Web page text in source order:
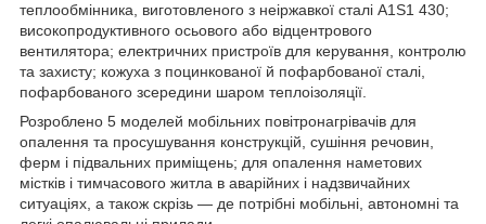
теплообмінника, виготовленого з неіржавкої сталі А1S1 430;
високопродуктивного осьового або відцентрового
вентилятора; електричних пристроїв для керування, контролю
та захисту; кожуха з поцинкованої й пофарбованої сталі,
пофарбованого зсередини шаром теплоізоляції.
Розроблено 5 моделей мобільних повітронагрівачів для
опалення та просушування конструкцій, сушіння речовин,
ферм і підвальних приміщень; для опалення наметових
містків і тимчасового житла в аварійних і надзвичайних
ситуаціях, а також скрізь — де потрібні мобільні, автономні та